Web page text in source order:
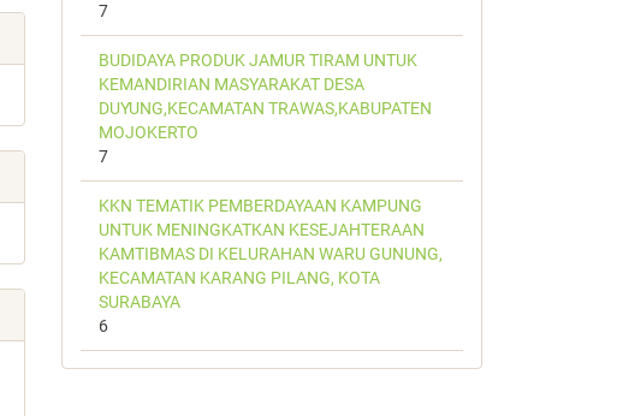
7
BUDIDAYA PRODUK JAMUR TIRAM UNTUK
KEMANDIRIAN MASYARAKAT DESA
DUYUNG,KECAMATAN TRAWAS,KABUPATEN
MOJOKERTO
7
KKN TEMATIK PEMBERDAYAAN KAMPUNG
UNTUK MENINGKATKAN KESEJAHTERAAN
KAMTIBMAS DI KELURAHAN WARU GUNUNG,
KECAMATAN KARANG PILANG, KOTA
SURABAYA
6